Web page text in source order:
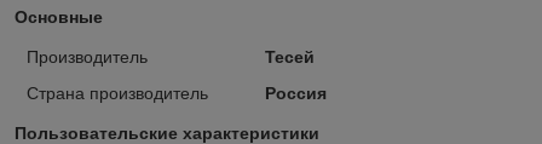
Основные
Производитель
Тесей
Страна производитель
Россия
Пользовательские характеристики